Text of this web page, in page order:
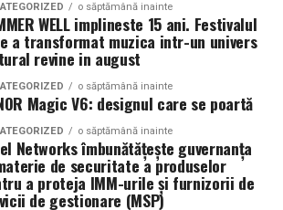
în proiecte diverse oferă o
asupra modului în care strategiile
diferitelor industrii. Fiecare
specifice, iar soluțiile personalizate
unor rezultate mai bune.
investesc constant în optimizare și
în jurul lime-ului peruvian,
acord de lenjerie proaspăt spălată și
lemnoasă modernă care oferă
Rezultatul este un parfum
și ușor de purtat în orice moment
o săptămână inainte
WELL implineste 15 ani. Festivalul
a transformat muzica intr-un univers
revine in august
o săptămână inainte
Magic V6: designul care se poartă
o săptămână inainte
Networks îmbunătățește guvernanța
de securitate a produselor
a proteja IMM-urile și furnizorii de
de gestionare (MSP)